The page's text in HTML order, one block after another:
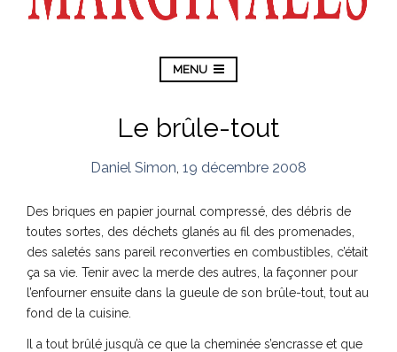
MENU
Le brûle-tout
Daniel Simon 19 décembre 2008
Des briques en papier journal compressé, des débris de
toutes sortes, des déchets glanés au fil des promenades,
des saletés sans pareil reconverties en combustibles, c’était
ça sa vie. Tenir avec la merde des autres, la façonner pour
l’enfourner ensuite dans la gueule de son brûle-tout, tout au
fond de la cuisine.
Il a tout brûlé jusqu’à ce que la cheminée s’encrasse et que